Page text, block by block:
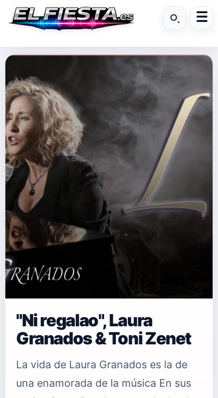
"Ni regalao", Laura
Granados & Toni Zenet
La vida de Laura Granados es la de
una enamorada de la música En sus